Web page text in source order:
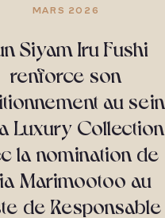
MARS 2026
Siyam Iru Fushi
renforce son
au sein
Luxury Collection
la nomination de
Marimootoo au
de Responsable